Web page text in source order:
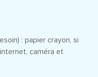
: papier crayon, si
caméra et